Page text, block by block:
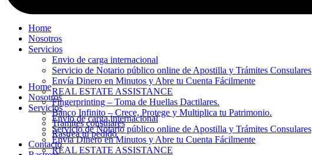
Home
Nosotros
Servicios
Envio de carga internacional
Servicio de Notario público online de Apostilla y Trámites Consulares
Envía Dinero en Minutos y Abre tu Cuenta Fácilmente
REAL ESTATE ASSISTANCE
Fingerprinting – Toma de Huellas Dactilares.
Banco Infinito – Crece, Protege y Multiplica tu Patrimonio.
Tramites consulares
Rastrea tu pedido
Contacto
Home
Nosotros
Servicios
Envio de carga internacional
Servicio de Notario público online de Apostilla y Trámites Consulares
Envía Dinero en Minutos y Abre tu Cuenta Fácilmente
REAL ESTATE ASSISTANCE